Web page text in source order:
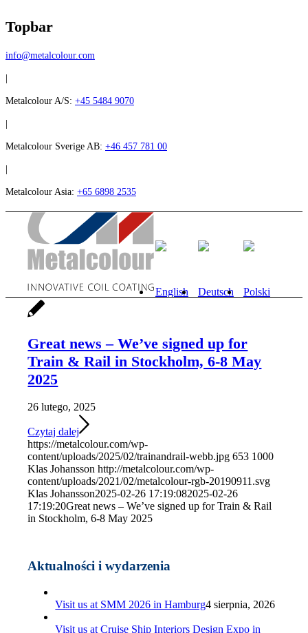
Topbar
info@metalcolour.com
|
Metalcolour A/S: +45 5484 9070
|
Metalcolour Sverige AB: +46 457 781 00
|
Metalcolour Asia: +65 6898 2535
Great news – We’ve signed up for
Train & Rail in Stockholm, 6-8 May
2025
26 lutego, 2025
Czytaj dalej
https://metalcolour.com/wp-
content/uploads/2025/02/trainandrail-webb.jpg 653 1000
Klas Johansson http://metalcolour.com/wp-
content/uploads/2021/02/metalcolour-rgb-20190911.svg
Klas Johansson2025-02-26 17:19:082025-02-26
17:19:20Great news – We’ve signed up for Train & Rail
in Stockholm, 6-8 May 2025
Aktualności i wydarzenia
Visit us at SMM 2026 in Hamburg4 sierpnia, 2026
Visit us at Cruise Ship Interiors Design Expo in